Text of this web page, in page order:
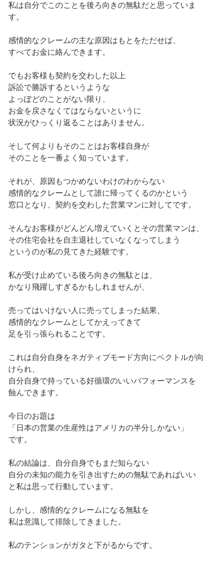
私は自分でこのことを後ろ向きの無駄だと思っていま
す。
感情的なクレームの主な原因はもとをただせば、
すべてお金に絡んできます。
でもお客様も契約を交わした以上
訴訟で勝訴するというような
よっぽどのことがない限り、
お金を戻さなくてはならないというに
状況がひっくり返ることはありません。
そして何よりもそのことはお客様自身が
そのことを一番よく知っています。
それが、原因もつかめないわけのわからない
感情的なクレームとして誰に帰ってくるのかという
窓口となり、契約を交わした営業マンに対してです。
そんなお客様がどんどん増えていくとその営業マンは、
その住宅会社を自主退社していなくなってしまう
というのが私の見てきた経験です。
私が受け止めている後ろ向きの無駄とは、
かなり飛躍しすぎるかもしれませんが、
売ってはいけない人に売ってしまった結果、
感情的なクレームとしてかえってきて
足を引っ張られることです。
これは自分自身をネガティブモード方向にベクトルが向
けられ、
自分自身で持っている好循環のいいパフォーマンスを
蝕んできます。
今日のお題は
「日本の営業の生産性はアメリカの半分しかない」
です。
私の結論は、自分自身でもまだ知らない
自分の未知の能力を引き出すための無駄であればいい
と私は思って行動しています。
しかし、感情的なクレームになる無駄を
私は意識して排除してきました。
私のテンションがガタと下がるからです。